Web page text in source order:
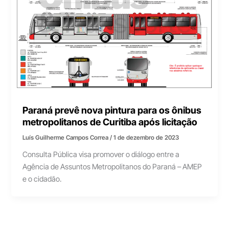
Paraná prevê nova pintura para os ônibus
metropolitanos de Curitiba após licitação
Luís Guilherme Campos Correa/1 de dezembro de 2023
Consulta Pública visa promover o diálogo entre a
Agência de Assuntos Metropolitanos do Paraná – AMEP
e o cidadão.